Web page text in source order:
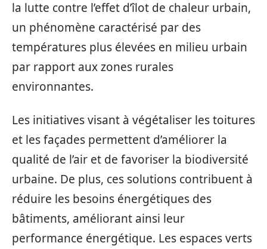
la lutte contre l’effet d’îlot de chaleur urbain,
un phénomène caractérisé par des
températures plus élevées en milieu urbain
par rapport aux zones rurales
environnantes.
Les initiatives visant à végétaliser les toitures
et les façades permettent d’améliorer la
qualité de l’air et de favoriser la biodiversité
urbaine. De plus, ces solutions contribuent à
réduire les besoins énergétiques des
bâtiments, améliorant ainsi leur
performance énergétique. Les espaces verts